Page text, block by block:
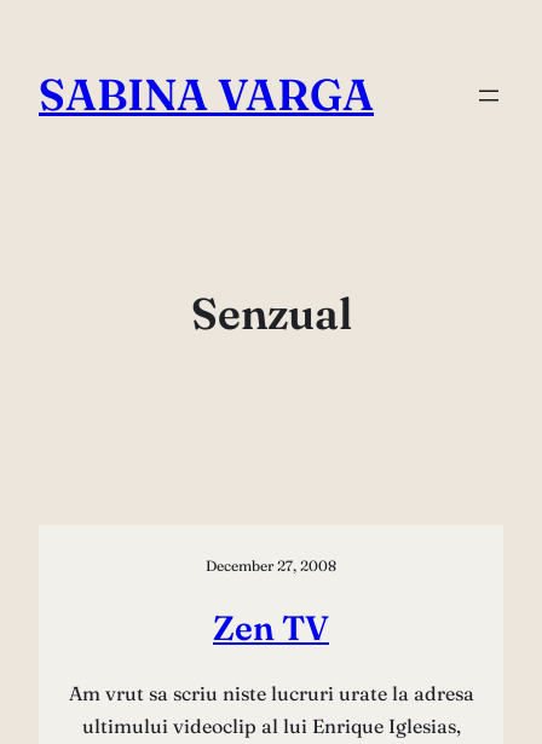
content
SABINA VARGA
Senzual
December 27, 2008
Zen TV
Am vrut sa scriu niste lucruri urate la adresa
ultimului videoclip al lui Enrique Iglesias,